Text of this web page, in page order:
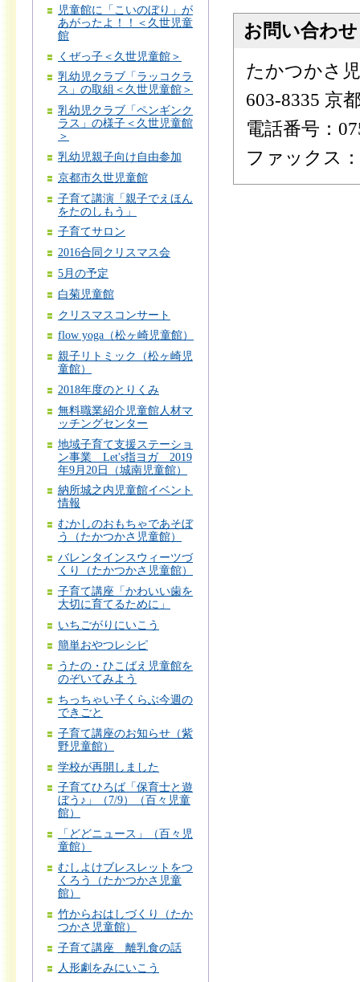
児童館に「こいのぼり」が
あがったよ！！＜久世児童
館
くぜっ子＜久世児童館＞
乳幼児クラブ「ラッコクラ
ス」の取組＜久世児童館＞
乳幼児クラブ「ペンギンク
ラス」の様子＜久世児童館
＞
乳幼児親子向け自由参加
京都市久世児童館
子育て講演「親子でえほん
をたのしもう」
子育てサロン
2016合同クリスマス会
5月の予定
白菊児童館
クリスマスコンサート
flow yoga（松ヶ崎児童館）
親子リトミック（松ヶ崎児
童館）
2018年度のとりくみ
無料職業紹介児童館人材マ
ッチングセンター
地域子育て支援ステーショ
ン事業 Let's指ヨガ 2019
年9月20日（城南児童館）
納所城之内児童館イベント
情報
むかしのおもちゃであそぼ
う（たかつかさ児童館）
バレンタインスウィーツづ
くり（たかつかさ児童館）
子育て講座「かわいい歯を
大切に育てるために」
いちごがりにいこう
簡単おやつレシピ
うたの・ひこばえ児童館を
のぞいてみよう
ちっちゃい子くらぶ今週の
できごと
子育て講座のお知らせ（紫
野児童館）
学校が再開しました
子育てひろば「保育士と遊
ぼう♪」（7/9）（百々児童
館）
「どどニュース」（百々児
童館）
むしよけブレスレットをつ
くろう（たかつかさ児童
館）
竹からおはしづくり（たか
つかさ児童館）
子育て講座 離乳食の話
人形劇をみにいこう
お問い合わせ
たかつかさ
603-8335 京
電話番号：
ファックス